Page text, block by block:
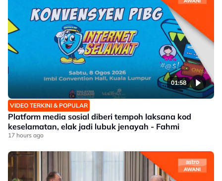
01:58
VIDEO TERKINI & POPULAR
Platform media sosial diberi tempoh laksana kod
keselamatan, elak jadi lubuk jenayah - Fahmi
17 hours ago